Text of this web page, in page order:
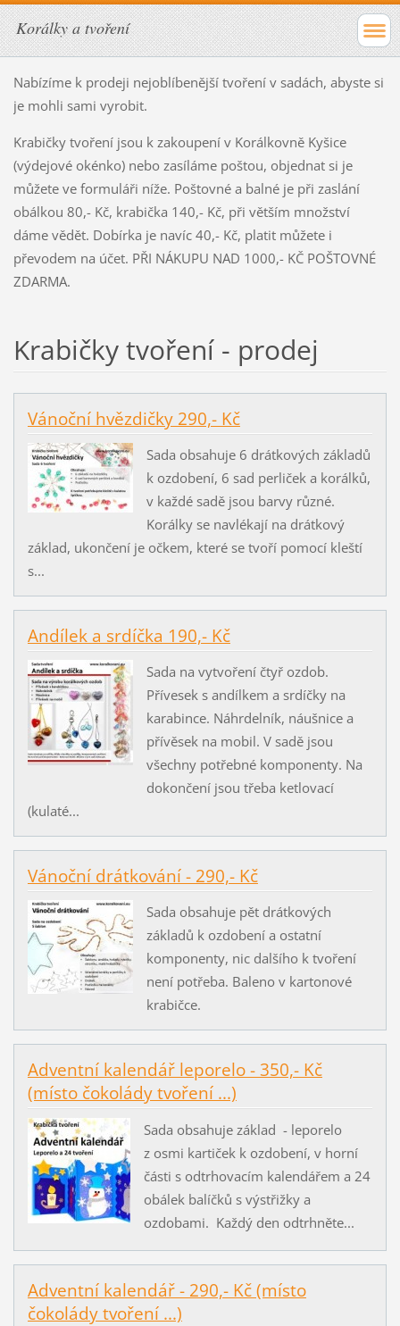
Korálky a tvoření
Nabízíme k prodeji nejoblíbenější tvoření v sadách, abyste si
je mohli sami vyrobit.
Krabičky tvoření jsou k zakoupení v Korálkovně Kyšice
(výdejové okénko) nebo zasíláme poštou, objednat si je
můžete ve formuláři níže. Poštovné a balné je při zaslání
obálkou 80,- Kč, krabička 140,- Kč, při větším množství
dáme vědět. Dobírka je navíc 40,- Kč, platit můžete i
převodem na účet. PŘI NÁKUPU NAD 1000,- KČ POŠTOVNÉ
ZDARMA.
Krabičky tvoření - prodej
Vánoční hvězdičky 290,- Kč
Sada obsahuje 6 drátkových základů
k ozdobení, 6 sad perliček a korálků,
v každé sadě jsou barvy různé.
Korálky se navlékají na drátkový
základ, ukončení je očkem, které se tvoří pomocí kleští
s...
Andílek a srdíčka 190,- Kč
Sada na vytvoření čtyř ozdob.
Přívesek s andílkem a srdíčky na
karabince. Náhrdelník, náušnice a
přívěsek na mobil. V sadě jsou
všechny potřebné komponenty. Na
dokončení jsou třeba ketlovací
(kulaté...
Vánoční drátkování - 290,- Kč
Sada obsahuje pět drátkových
základů k ozdobení a ostatní
komponenty, nic dalšího k tvoření
není potřeba. Baleno v kartonové
krabičce.
Adventní kalendář leporelo - 350,- Kč
(místo čokolády tvoření ...)
Sada obsahuje základ - leporelo
z osmi kartiček k ozdobení, v horní
části s odtrhovacím kalendářem a 24
obálek balíčků s výstřižky a
ozdobami. Každý den odtrhněte...
Adventní kalendář - 290,- Kč (místo
čokolády tvoření ...)